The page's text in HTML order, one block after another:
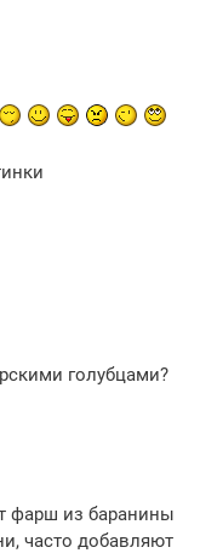
голубцами?
фарш из баранины
часто добавляют